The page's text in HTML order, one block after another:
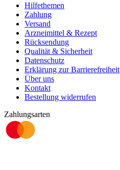
Hilfethemen
Zahlung
Versand
Arzneimittel & Rezept
Rücksendung
Qualität & Sicherheit
Datenschutz
Erklärung zur Barrierefreiheit
Über uns
Kontakt
Bestellung widerrufen
Zahlungsarten